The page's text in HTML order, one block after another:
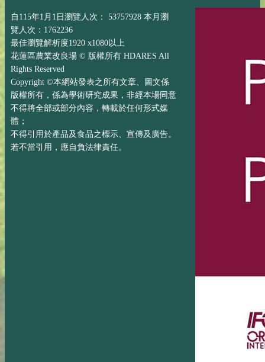
自115年1月1日瀏覽人次： 53757928 本月瀏
覽人次：1762236
最佳瀏覽解析度1920 x1080以上
花蓮區農業改良場 © 版權所有 HDARES All
Rights Reserved
Copyright ©本網站發表之所有文章、圖文係
版權所有，係為學術研究成果，非經本場同意
不得將全部或部分內容，轉載於任何形式媒
體；
不得引用於產品及食品之標示、宣傳及廣告。
若不當引用，應自負法律責任。